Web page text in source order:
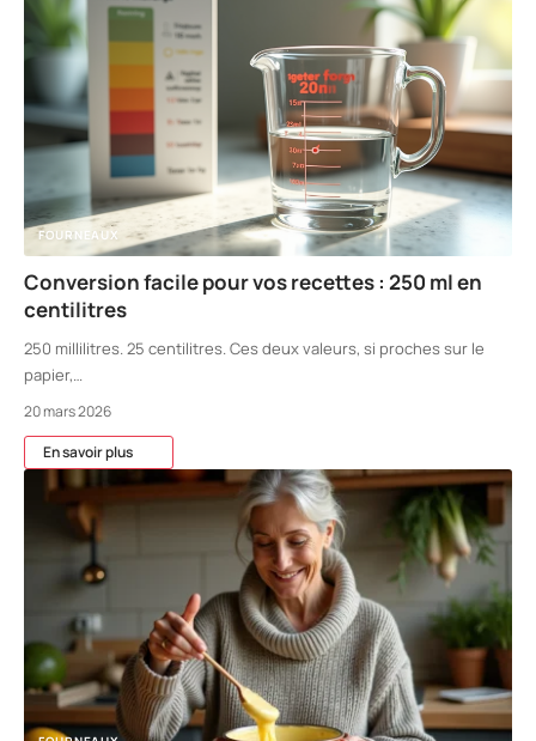
FOURNEAUX
Conversion facile pour vos recettes : 250 ml en
centilitres
250 millilitres. 25 centilitres. Ces deux valeurs, si proches sur le
papier,…
20 mars 2026
En savoir plus